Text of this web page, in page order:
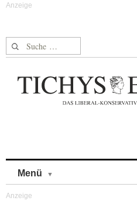
Suche nach:
Menü